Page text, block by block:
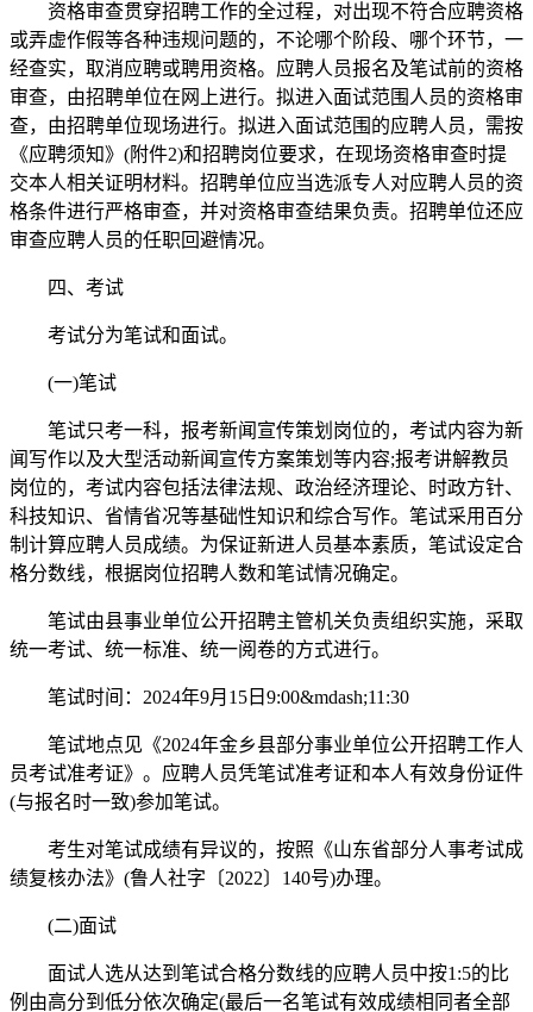
资格审查贯穿招聘工作的全过程，对出现不符合应聘资格
或弄虚作假等各种违规问题的，不论哪个阶段、哪个环节，一
经查实，取消应聘或聘用资格。应聘人员报名及笔试前的资格
审查，由招聘单位在网上进行。拟进入面试范围人员的资格审
查，由招聘单位现场进行。拟进入面试范围的应聘人员，需按
《应聘须知》(附件2)和招聘岗位要求，在现场资格审查时提
交本人相关证明材料。招聘单位应当选派专人对应聘人员的资
格条件进行严格审查，并对资格审查结果负责。招聘单位还应
审查应聘人员的任职回避情况。
四、考试
考试分为笔试和面试。
(一)笔试
笔试只考一科，报考新闻宣传策划岗位的，考试内容为新
闻写作以及大型活动新闻宣传方案策划等内容;报考讲解教员
岗位的，考试内容包括法律法规、政治经济理论、时政方针、
科技知识、省情省况等基础性知识和综合写作。笔试采用百分
制计算应聘人员成绩。为保证新进人员基本素质，笔试设定合
格分数线，根据岗位招聘人数和笔试情况确定。
笔试由县事业单位公开招聘主管机关负责组织实施，采取
统一考试、统一标准、统一阅卷的方式进行。
笔试时间：2024年9月15日9:00&mdash;11:30
笔试地点见《2024年金乡县部分事业单位公开招聘工作人
员考试准考证》。应聘人员凭笔试准考证和本人有效身份证件
(与报名时一致)参加笔试。
考生对笔试成绩有异议的，按照《山东省部分人事考试成
绩复核办法》(鲁人社字〔2022〕140号)办理。
(二)面试
面试人选从达到笔试合格分数线的应聘人员中按1:5的比
例由高分到低分依次确定(最后一名笔试有效成绩相同者全部